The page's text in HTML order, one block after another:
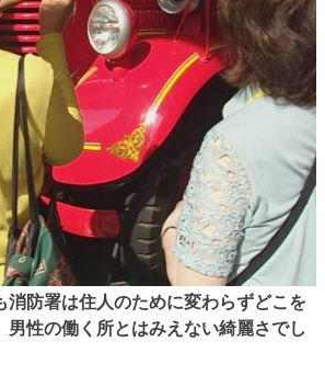
防署は住人のために変わらずどこを
男性の働く所とはみえない綺麗さでし